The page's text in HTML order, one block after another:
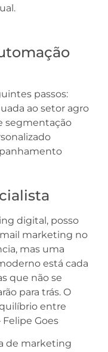
passos:
ao setor agro
segmentação
digital, posso
marketing no
mas uma
está cada
que não se
para trás. O
entre
Felipe Goes
de marketing